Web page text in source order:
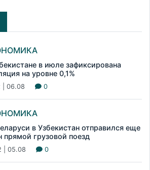
в июле зафиксирована
на уровне 0,1%
| 06.08 0
в Узбекистан отправился еще
прямой грузовой поезд
| 05.08 0